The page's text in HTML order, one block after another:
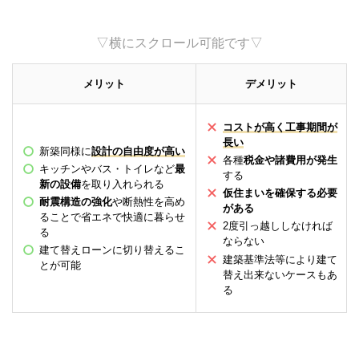
▽横にスクロール可能です▽
メリット デメリット
新築同様に設計の自由度が高い
キッチンやバス・トイレなど最
新の設備を取り入れられる
耐震構造の強化や断熱性を高め
ることで省エネで快適に暮らせ
る
建て替えローンに切り替えるこ
とが可能
コストが高く工事期間が
長い
各種税金や諸費用が発生
する
仮住まいを確保する必要
がある
2度引っ越ししなければ
ならない
建築基準法等により建て
替え出来ないケースもあ
る